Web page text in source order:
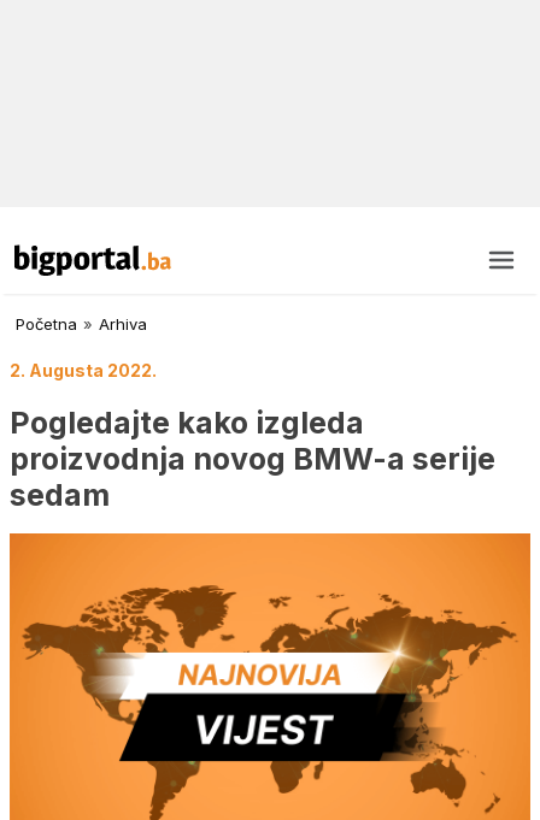
Početna » Arhiva
2. Augusta 2022.
Pogledajte kako izgleda
proizvodnja novog BMW-a serije
sedam